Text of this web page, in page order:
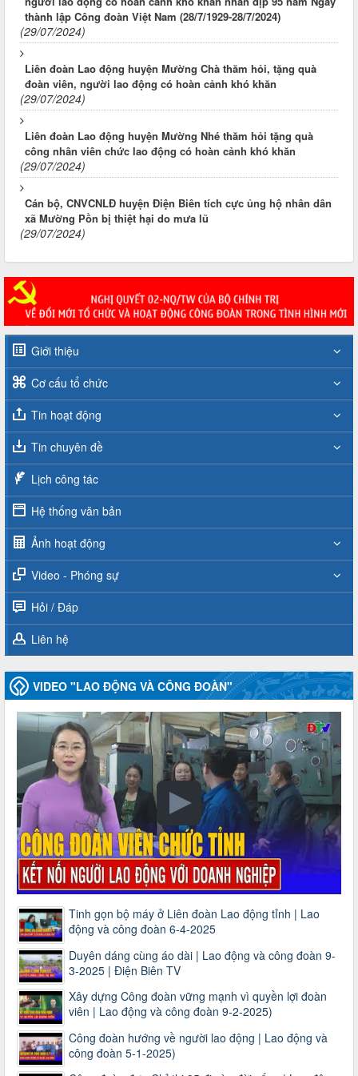
thành lập Công đoàn Việt Nam (28/7/1929-28/7/2024)
(29/07/2024)
Liên đoàn Lao động huyện Mường Chà thăm hỏi, tặng quà
đoàn viên, người lao động có hoàn cảnh khó khăn
(29/07/2024)
Liên đoàn Lao động huyện Mường Nhé thăm hỏi tặng quà
công nhân viên chức lao động có hoàn cảnh khó khăn
(29/07/2024)
Cán bộ, CNVCNLĐ huyện Điện Biên tích cực ủng hộ nhân dân
xã Mường Pồn bị thiệt hại do mưa lũ
(29/07/2024)
Giới thiệu
Cơ cấu tổ chức
Tin hoạt động
Tin chuyên đề
Lịch công tác
Hệ thống văn bản
Ảnh hoạt động
Video - Phóng sự
Hỏi / Đáp
Liên hệ
VIDEO "LAO ĐỘNG VÀ CÔNG ĐOÀN"
Tinh gọn bộ máy ở Liên đoàn Lao động tỉnh | Lao
động và công đoàn 6-4-2025
Duyên dáng cùng áo dài | Lao động và công đoàn 9-
3-2025 | Điện Biên TV
Xây dựng Công đoàn vững mạnh vì quyền lợi đoàn
viên | Lao động và công đoàn 9-2-2025)
Công đoàn hướng về người lao động | Lao động và
công đoàn 5-1-2025)